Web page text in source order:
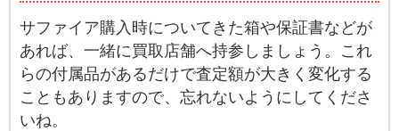
サファイア購入時についてきた箱や保証書などが
あれば、一緒に買取店舗へ持参しましょう。これ
らの付属品があるだけで査定額が大きく変化する
こともありますので、忘れないようにしてくださ
いね。